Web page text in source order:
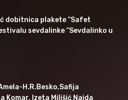
dobitnica plakete “Safet
sevdalinke “Sevdalinko u
H.R.Besko,Safija
Komar, Izeta Milišić Naida